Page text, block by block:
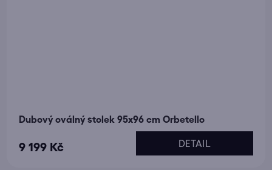
Dubový oválný stolek 95x96 cm Orbetello
9 199 Kč DETAIL